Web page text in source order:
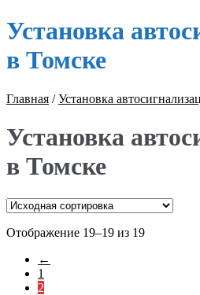
Установка
в Томске
Главная /Установка
Установка
в Томске
Отображение 19–19 из 19
←
1
2